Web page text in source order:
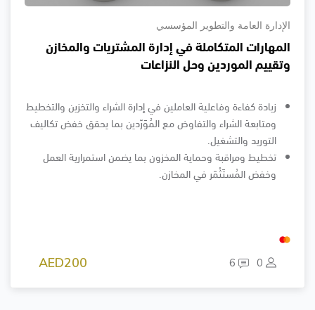
الإدارة العامة والتطوير المؤسسي
المهارات المتكاملة في إدارة المشتريات والمخازن
وتقييم الموردين وحل النزاعات
زيادة كفاءة وفاعلية العاملين في إدارة الشراء والتخزين والتخطيط
ومتابعة الشراء والتفاوض مع المُوَرّدين بما يحقق خفض تكاليف
التوريد والتشغيل.
تخطيط ومراقبة وحماية المخزون بما يضمن استمرارية العمل
وخفض المُستَثْمَر في المخازن.
0
6
AED200